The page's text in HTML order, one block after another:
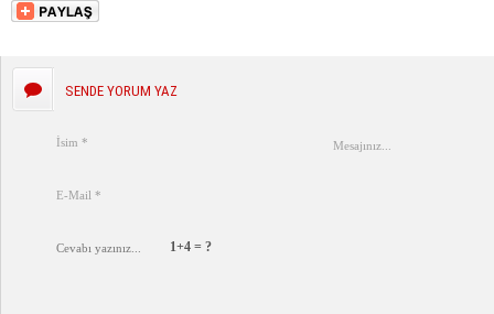
SENDE YORUM YAZ
1+4 = ?